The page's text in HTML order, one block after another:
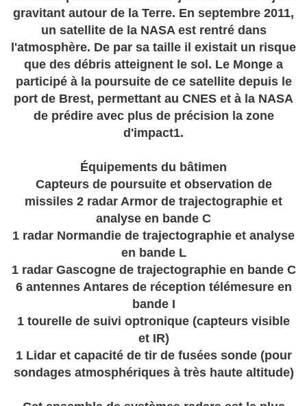
gravitant autour de la Terre. En septembre 2011,
un satellite de la NASA est rentré dans
l'atmosphère. De par sa taille il existait un risque
que des débris atteignent le sol. Le Monge a
participé à la poursuite de ce satellite depuis le
port de Brest, permettant au CNES et à la NASA
de prédire avec plus de précision la zone
d'impact1.
Équipements du bâtimen
Capteurs de poursuite et observation de
missiles 2 radar Armor de trajectographie et
analyse en bande C
1 radar Normandie de trajectographie et analyse
en bande L
1 radar Gascogne de trajectographie en bande C
6 antennes Antares de réception télémesure en
bande I
1 tourelle de suivi optronique (capteurs visible
et IR)
1 Lidar et capacité de tir de fusées sonde (pour
sondages atmosphériques à très haute altitude)